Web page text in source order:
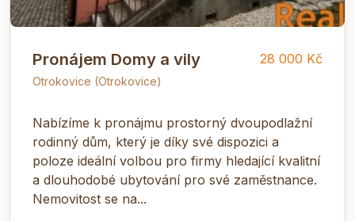
Pronájem Domy a vily
Otrokovice (Otrokovice)
28 000 Kč
Nabízíme k pronájmu prostorný dvoupodlažní
rodinný dům, který je díky své dispozici a
poloze ideální volbou pro firmy hledající kvalitní
a dlouhodobé ubytování pro své zaměstnance.
Nemovitost se na...